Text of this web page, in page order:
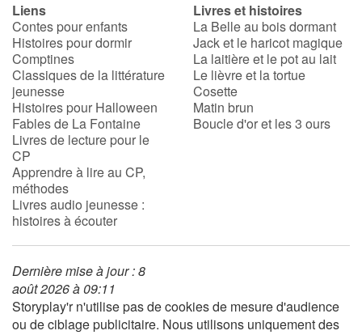
Liens
Contes pour enfants
Histoires pour dormir
Comptines
Classiques de la littérature
jeunesse
Histoires pour Halloween
Fables de La Fontaine
Livres de lecture pour le
CP
Apprendre à lire au CP,
méthodes
Livres audio jeunesse :
histoires à écouter
Livres et histoires
La Belle au bois dormant
Jack et le haricot magique
La laitière et le pot au lait
Le lièvre et la tortue
Cosette
Matin brun
Boucle d'or et les 3 ours
Dernière mise à jour : 8
août 2026 à 09:11
Storyplay'r n'utilise pas de cookies de mesure d'audience
ou de ciblage publicitaire. Nous utilisons uniquement des